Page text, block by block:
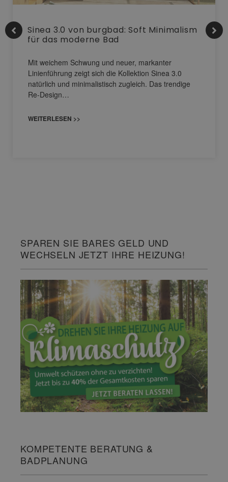
Sinea 3.0 von burgbad: Soft Minimalism
für das moderne Bad
Mit weichem Schwung und neuer, markanter
Linienführung zeigt sich die Kollektion Sinea 3.0
natürlich und minimalistisch zugleich. Das trendige
Re-Design…
WEITERLESEN >>
SPAREN SIE BARES GELD UND
WECHSELN JETZT IHRE HEIZUNG!
KOMPETENTE BERATUNG &
BADPLANUNG